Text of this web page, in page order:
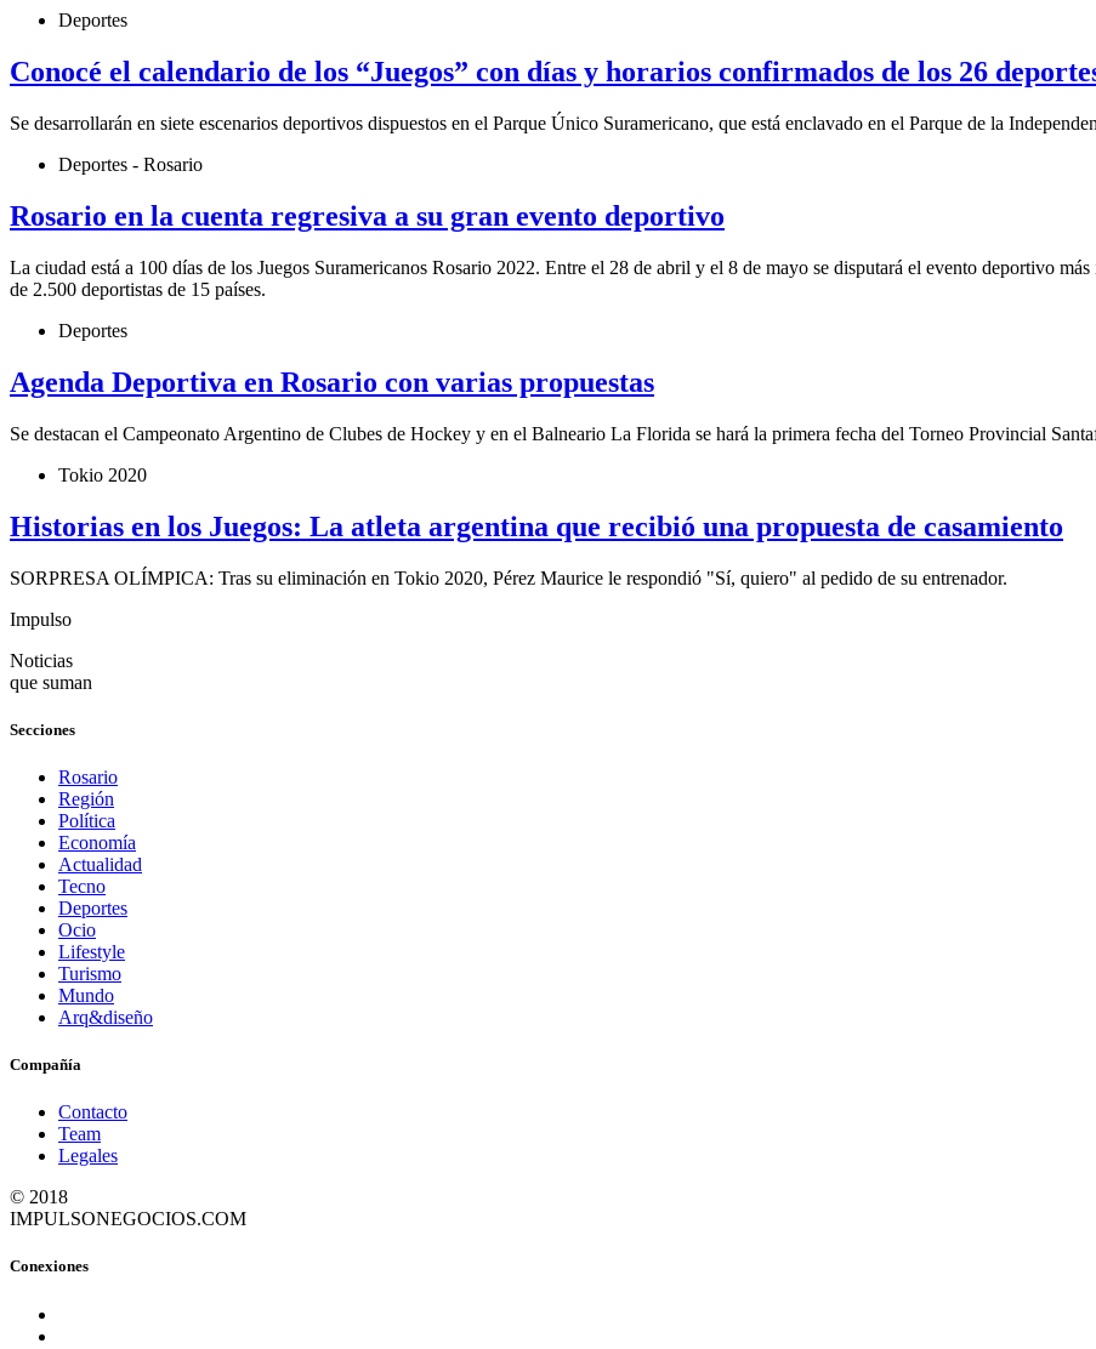
Deportes
Conocé el calendario de los “Juegos” con días y horarios confirmados de los 26
Se desarrollarán en siete escenarios deportivos dispuestos en el Parque Único Suramericano, que está enclavado en el Parque de la
Deportes - Rosario
Rosario en la cuenta regresiva a su gran evento deportivo
La ciudad está a 100 días de los Juegos Suramericanos Rosario 2022. Entre el 28 de abril y el 8 de mayo se disputará el evento deportivo
de 2.500 deportistas de 15 países.
Deportes
Agenda Deportiva en Rosario con varias propuestas
Se destacan el Campeonato Argentino de Clubes de Hockey y en el Balneario La Florida se hará la primera fecha del Torneo Provincial
Tokio 2020
Historias en los Juegos: La atleta argentina que recibió una propuesta de casamiento
SORPRESA OLÍMPICA: Tras su eliminación en Tokio 2020, Pérez Maurice le respondió "Sí, quiero" al pedido de su entrenador.
Impulso
Noticias
que suman
Secciones
Rosario
Región
Política
Economía
Actualidad
Tecno
Deportes
Ocio
Lifestyle
Turismo
Mundo
Arq&diseño
Compañía
Contacto
Team
Legales
© 2018
IMPULSONEGOCIOS.COM
Conexiones